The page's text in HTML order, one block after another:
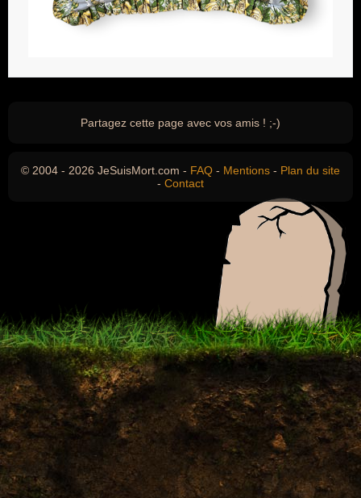
Partagez cette page avec vos amis ! ;-)
© 2004 - 2026 JeSuisMort.com - FAQ - Mentions - Plan du site
- Contact